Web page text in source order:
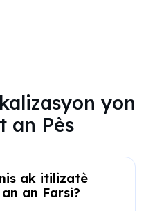
yon
an Pès
ak itilizatè
an Farsi?